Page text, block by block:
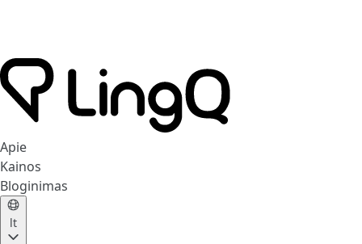
Apie
Kainos
Bloginimas
lt